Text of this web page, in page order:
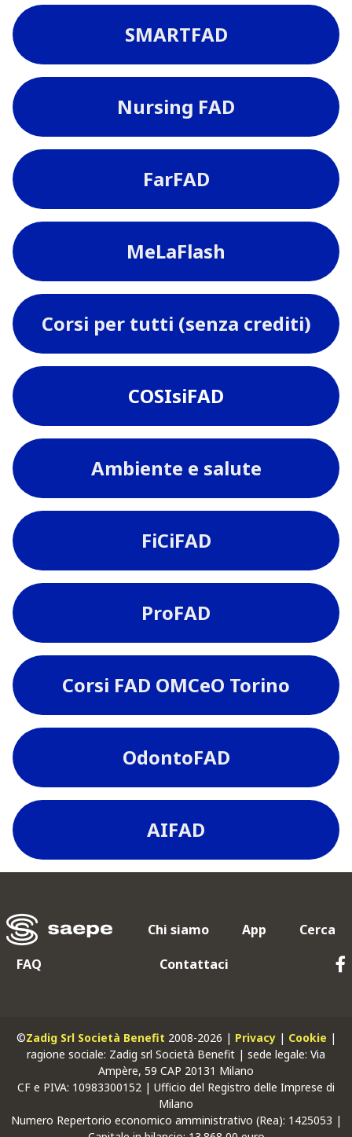
SMARTFAD
Nursing FAD
FarFAD
MeLaFlash
Corsi per tutti (senza crediti)
COSIsiFAD
Ambiente e salute
FiCiFAD
ProFAD
Corsi FAD OMCeO Torino
OdontoFAD
AIFAD
Chi siamo App
Cerca
FAQ
Contattaci
©Zadig Srl Società Benefit 2008-2026 | Privacy| Cookie |
ragione sociale: Zadig srl Società Benefit | sede legale: Via
Ampère, 59 CAP 20131 Milano
CF e PIVA: 10983300152 | Ufficio del Registro delle Imprese di
Milano
Numero Repertorio economico amministrativo (Rea): 1425053 |